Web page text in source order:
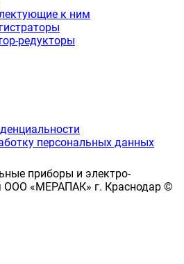
к ним
редукторы
персональных данных
приборы и электро-
ООО «МЕРАПАК» г. Краснодар ©